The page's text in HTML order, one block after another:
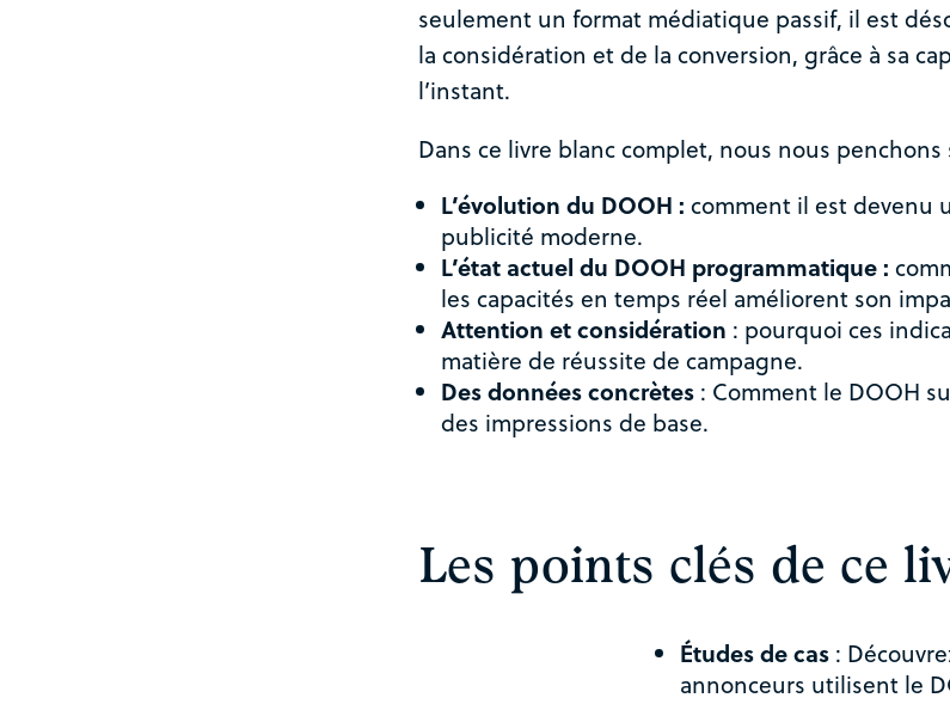
seulement un format médiatique passif, il est
la considération et de la conversion, grâce à sa
l’instant.
Dans ce livre blanc complet, nous nous
L’évolution du DOOH : comment il est devenu
publicité moderne.
L’état actuel du DOOH programmatique :
les capacités en temps réel améliorent son
Attention et considération : pourquoi ces
matière de réussite de campagne.
Des données concrètes: Comment le DOOH
des impressions de base.
Les points clés de ce
Études de cas :
annonceurs utilisent le